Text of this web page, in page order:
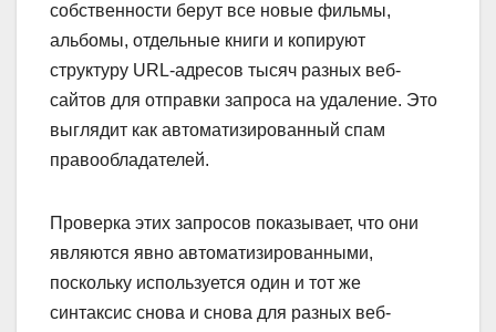
собственности берут все новые фильмы,
альбомы, отдельные книги и копируют
структуру URL-адресов тысяч разных веб-
сайтов для отправки запроса на удаление. Это
выглядит как автоматизированный спам
правообладателей.
Проверка этих запросов показывает, что они
являются явно автоматизированными,
поскольку используется один и тот же
синтаксис снова и снова для разных веб-